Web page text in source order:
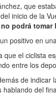
que
inicio de la
no podrá tomar
positivo en
que el ciclista
entre los
de indicar
del